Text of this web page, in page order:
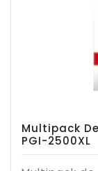
Multipack
PGI-2500XL